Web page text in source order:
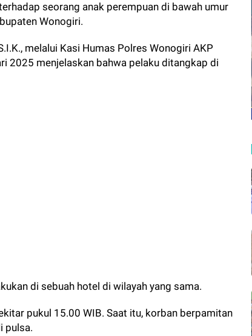
seorang anak perempuan di bawah umur
Wonogiri.
melalui Kasi Humas Polres Wonogiri AKP
2025 menjelaskan bahwa pelaku ditangkap di
di sebuah hotel di wilayah yang sama.
pukul 15.00 WIB. Saat itu, korban berpamitan
pulsa.